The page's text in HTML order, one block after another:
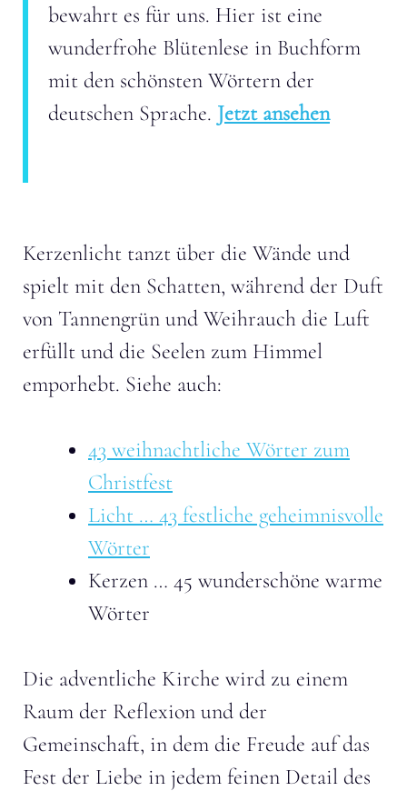
bewahrt es für uns. Hier ist eine
wunderfrohe Blütenlese in Buchform
mit den schönsten Wörtern der
deutschen Sprache. Jetzt ansehen
Kerzenlicht tanzt über die Wände und
spielt mit den Schatten, während der Duft
von Tannengrün und Weihrauch die Luft
erfüllt und die Seelen zum Himmel
emporhebt. Siehe auch:
43 weihnachtliche Wörter zum
Christfest
Licht … 43 festliche geheimnisvolle
Wörter
Kerzen … 45 wunderschöne warme
Wörter
Die adventliche Kirche wird zu einem
Raum der Reflexion und der
Gemeinschaft, in dem die Freude auf das
Fest der Liebe in jedem feinen Detail des